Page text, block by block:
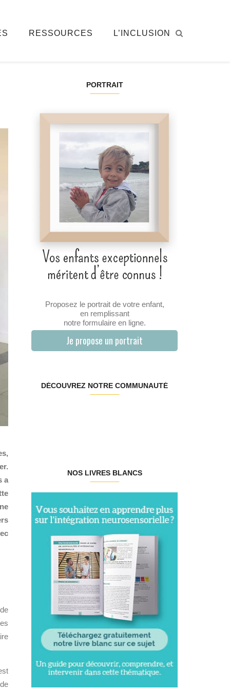
RESSOURCES L’INCLUSION
a
PORTRAIT
Proposez le portrait de votre enfant,
en remplissant
notre formulaire en ligne.
Je propose un portrait
DÉCOUVREZ NOTRE COMMUNAUTÉ
NOS LIVRES BLANCS